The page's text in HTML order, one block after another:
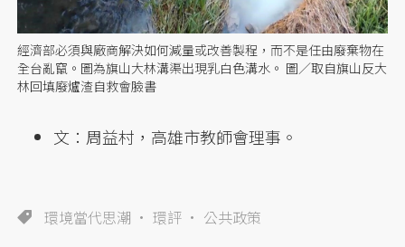
經濟部必須與廠商解決如何減量或改善製程，而不是任由廢棄物在
全台亂竄。圖為旗山大林溝渠出現乳白色溝水。 圖／取自旗山反大
林回填廢爐渣自救會臉書
文：周益村，高雄市教師會理事。
環境當代思潮 環評 公共政策